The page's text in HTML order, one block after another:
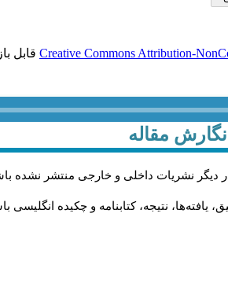
Creative Commons Attribution- قابل
مقاله
دیگر نشریات داخلی و خارجی منتشر نشده
نتیجه، کتابنامه و چکیده انگلیسی